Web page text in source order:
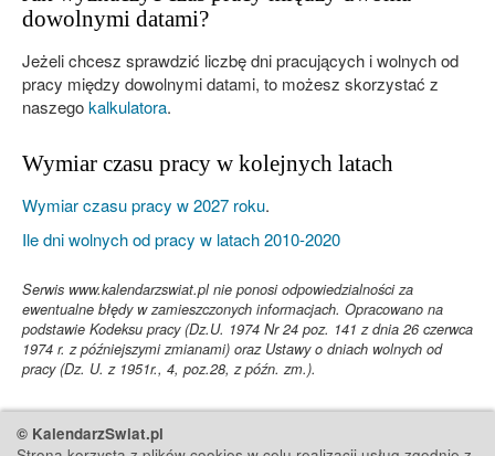
dowolnymi datami?
Jeżeli chcesz sprawdzić liczbę dni pracujących i wolnych od
pracy między dowolnymi datami, to możesz skorzystać z
naszegokalkulatora.
Wymiar czasu pracy w kolejnych latach
Wymiar czasu pracy w 2027 roku.
Ile dni wolnych od pracy w latach 2010-2020
Serwis www.kalendarzswiat.pl nie ponosi odpowiedzialności za
ewentualne błędy w zamieszczonych informacjach. Opracowano na
podstawie Kodeksu pracy (Dz.U. 1974 Nr 24 poz. 141 z dnia 26 czerwca
1974 r. z późniejszymi zmianami) oraz Ustawy o dniach wolnych od
pracy (Dz. U. z 1951r., 4, poz.28, z późn. zm.).
© KalendarzSwiat.pl